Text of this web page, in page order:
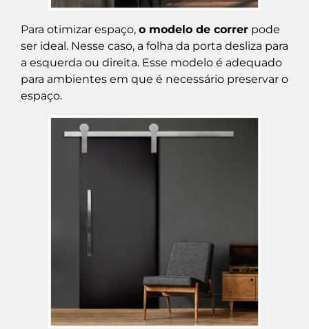
Para otimizar espaço, o modelo de correr pode
ser ideal. Nesse caso, a folha da porta desliza para
a esquerda ou direita. Esse modelo é adequado
para ambientes em que é necessário preservar o
espaço.